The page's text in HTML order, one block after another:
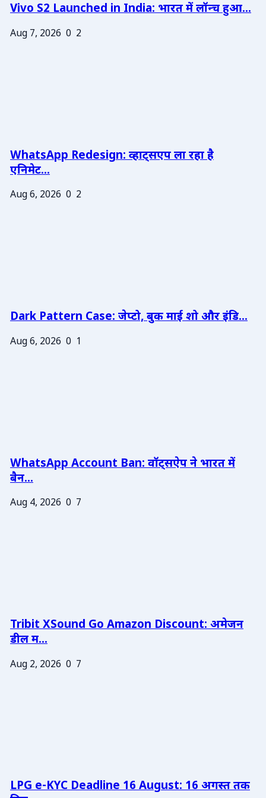
Vivo S2 Launched in India: भारत में लॉन्च हुआ...
Aug 7, 2026 0 2
WhatsApp Redesign: व्हाट्सएप ला रहा है
एनिमेट...
Aug 6, 2026 0 2
Dark Pattern Case: जेप्टो, बुक माई शो और इंडि...
Aug 6, 2026 0 1
WhatsApp Account Ban: वॉट्सऐप ने भारत में
बैन...
Aug 4, 2026 0 7
Tribit XSound Go Amazon Discount: अमेजन
डील म...
Aug 2, 2026 0 7
LPG e-KYC Deadline 16 August: 16 अगस्त तक